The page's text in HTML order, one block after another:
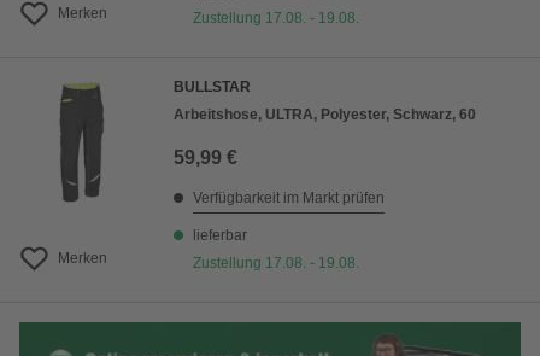
Merken
Zustellung 17.08. - 19.08.
Merken
BULLSTAR
Arbeitshose, ULTRA, Polyester, Schwarz, 60
59,99 €
Verfügbarkeit im Markt prüfen
lieferbar
Zustellung 17.08. - 19.08.